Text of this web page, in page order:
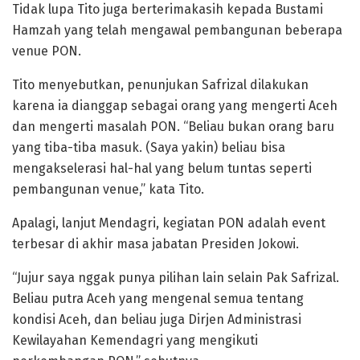
Tidak lupa Tito juga berterimakasih kepada Bustami
Hamzah yang telah mengawal pembangunan beberapa
venue PON.
Tito menyebutkan, penunjukan Safrizal dilakukan
karena ia dianggap sebagai orang yang mengerti Aceh
dan mengerti masalah PON. “Beliau bukan orang baru
yang tiba-tiba masuk. (Saya yakin) beliau bisa
mengakselerasi hal-hal yang belum tuntas seperti
pembangunan venue,” kata Tito.
Apalagi, lanjut Mendagri, kegiatan PON adalah event
terbesar di akhir masa jabatan Presiden Jokowi.
“Jujur saya nggak punya pilihan lain selain Pak Safrizal.
Beliau putra Aceh yang mengenal semua tentang
kondisi Aceh, dan beliau juga Dirjen Administrasi
Kewilayahan Kemendagri yang mengikuti